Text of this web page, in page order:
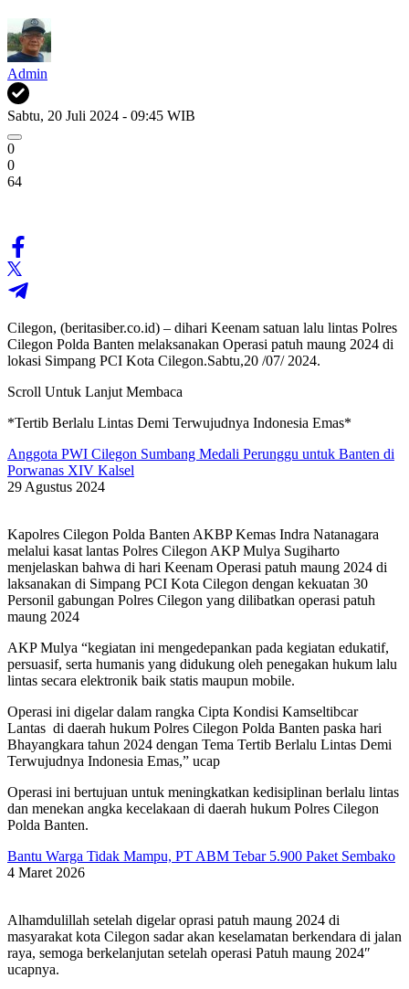
Admin
Sabtu, 20 Juli 2024 - 09:45 WIB
0
0
64
Cilegon, (beritasiber.co.id) – dihari Keenam satuan lalu lintas Polres
Cilegon Polda Banten melaksanakan Operasi patuh maung 2024 di
lokasi Simpang PCI Kota Cilegon.Sabtu,20 /07/ 2024.
Scroll Untuk Lanjut Membaca
*Tertib Berlalu Lintas Demi Terwujudnya Indonesia Emas*
Anggota PWI Cilegon Sumbang Medali Perunggu untuk Banten di
Porwanas XIV Kalsel
29 Agustus 2024
Kapolres Cilegon Polda Banten AKBP Kemas Indra Natanagara
melalui kasat lantas Polres Cilegon AKP Mulya Sugiharto
menjelaskan bahwa di hari Keenam Operasi patuh maung 2024 di
laksanakan di Simpang PCI Kota Cilegon dengan kekuatan 30
Personil gabungan Polres Cilegon yang dilibatkan operasi patuh
maung 2024
AKP Mulya “kegiatan ini mengedepankan pada kegiatan edukatif,
persuasif, serta humanis yang didukung oleh penegakan hukum lalu
lintas secara elektronik baik statis maupun mobile.
Operasi ini digelar dalam rangka Cipta Kondisi Kamseltibcar
Lantas di daerah hukum Polres Cilegon Polda Banten paska hari
Bhayangkara tahun 2024 dengan Tema Tertib Berlalu Lintas Demi
Terwujudnya Indonesia Emas,” ucap
Operasi ini bertujuan untuk meningkatkan kedisiplinan berlalu lintas
dan menekan angka kecelakaan di daerah hukum Polres Cilegon
Polda Banten.
Bantu Warga Tidak Mampu, PT ABM Tebar 5.900 Paket Sembako
4 Maret 2026
Alhamdulillah setelah digelar oprasi patuh maung 2024 di
masyarakat kota Cilegon sadar akan keselamatan berkendara di jalan
raya, semoga berkelanjutan setelah operasi Patuh maung 2024″
ucapnya.